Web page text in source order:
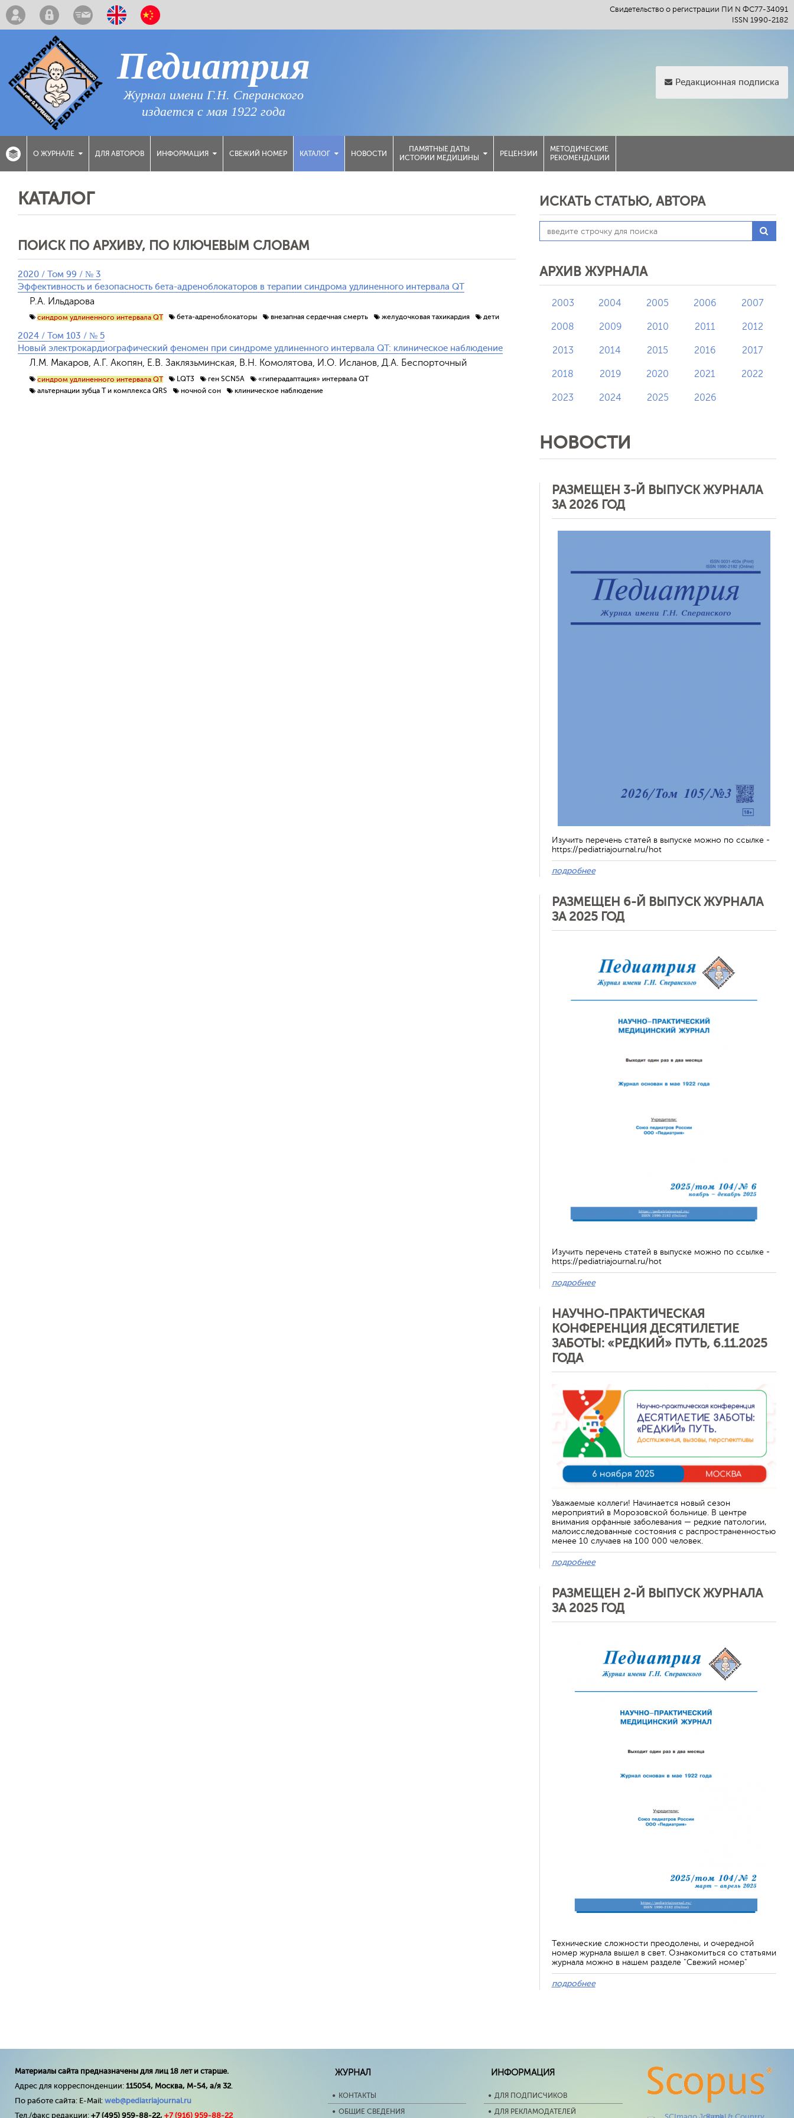
Свидетельство о регистрации ПИ N ФС77-34091
ISSN 1990-2182
Педиатрия
Журнал имени Г.Н. Сперанского
издается с мая 1922 года
Редакционная подписка
О ЖУРНАЛЕ ДЛЯ АВТОРОВ ИНФОРМАЦИЯ СВЕЖИЙ НОМЕР КАТАЛОГ НОВОСТИ
ПАМЯТНЫЕ ДАТЫ
ИСТОРИИ МЕДИЦИНЫ
РЕЦЕНЗИИ
МЕТОДИЧЕСКИЕ
РЕКОМЕНДАЦИИ
КАТАЛОГ
ПОИСК ПО АРХИВУ, ПО КЛЮЧЕВЫМ СЛОВАМ
2020 / Том 99 / № 3
Эффективность и безопасность бета-адреноблокаторов в терапии синдрома удлиненного интервала QT
Р.А. Ильдарова
синдром удлиненного интервала QT бета-адреноблокаторы внезапная сердечная смерть желудочковая тахикардия дети
2024 / Том 103 / № 5
Новый электрокардиографический феномен при синдроме удлиненного интервала QT: клиническое наблюдение
Л.М. Макаров, А.Г. Акопян, Е.В. Заклязьминская, В.Н. Комолятова, И.О. Исланов, Д.А. Беспорточный
синдром удлиненного интервала QT LQT3 ген SCN5A
«гиперадаптация» интервала QT
альтернации зубца Т и комплекса QRS
ночной сон клиническое наблюдение
ИСКАТЬ СТАТЬЮ, АВТОРА
АРХИВ ЖУРНАЛА
2003 2004 2005 2006 2007
2008 2009 2010 2011 2012
2013 2014 2015 2016 2017
2018 2019 2020 2021 2022
2023 2024 2025 2026
НОВОСТИ
РАЗМЕЩЕН 3-Й ВЫПУСК ЖУРНАЛА
ЗА 2026 ГОД
Изучить перечень статей в выпуске можно по ссылке -
https://pediatriajournal.ru/hot
подробнее
РАЗМЕЩЕН 6-Й ВЫПУСК ЖУРНАЛА
ЗА 2025 ГОД
Изучить перечень статей в выпуске можно по ссылке -
https://pediatriajournal.ru/hot
подробнее
НАУЧНО-ПРАКТИЧЕСКАЯ
КОНФЕРЕНЦИЯ ДЕСЯТИЛЕТИЕ
ЗАБОТЫ: «РЕДКИЙ» ПУТЬ, 6.11.2025
ГОДА
Уважаемые коллеги! Начинается новый сезон
мероприятий в Морозовской больнице. В центре
внимания орфанные заболевания — редкие патологии,
малоисследованные состояния с распространенностью
менее 10 случаев на 100 000 человек.
подробнее
РАЗМЕЩЕН 2-Й ВЫПУСК ЖУРНАЛА
ЗА 2025 ГОД
Технические сложности преодолены, и очередной
номер журнала вышел в свет. Ознакомиться со статьями
журнала можно в нашем разделе "Свежий номер"
подробнее
Материалы сайта предназначены для лиц 18 лет и старше.
Адрес для корреспонденции: 115054, Москва, М-54, а/я 32.
По работе сайта: E-Mail: web@pediatriajournal.ru
Тел./факс редакции: +7 (495) 959-88-22, +7 (916) 959-88-22
ЖУРНАЛ
КОНТАКТЫ
ОБЩИЕ СВЕДЕНИЯ
ИНФОРМАЦИЯ
ДЛЯ ПОДПИСЧИКОВ
ДЛЯ РЕКЛАМОДАТЕЛЕЙ
Обратная связь
Отменить